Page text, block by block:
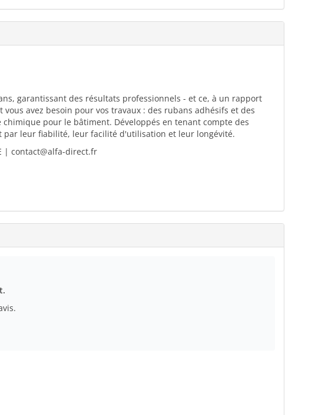
garantissant des résultats professionnels - et ce, à un rapport
avez besoin pour vos travaux : des rubans adhésifs et des
pour le bâtiment. Développés en tenant compte des
leur fiabilité, leur facilité d'utilisation et leur longévité.
| contact@alfa-direct.fr